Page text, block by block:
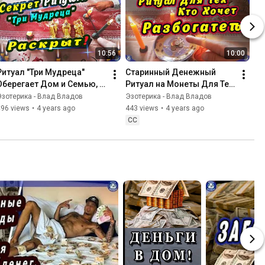
10:56
"Три Мудреца"
Дом и Семью,
Счастье, Долголетие
Богатство $ | Эзотерика-
- Влад Владов
views • 4 years ago
10:00
Старинный Денежный
Ритуал на Монеты Для Тех
Кто Хочет Разбогатеть( 2
варианта| Эзотерика-Влад
Владов
Эзотерика - Влад Владов
443 views • 4 years ago
CC